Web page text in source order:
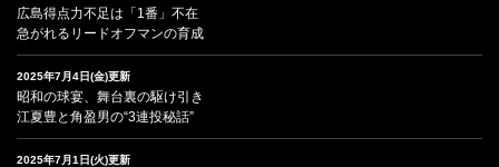
広島得点力不足は「1番」不在
急がれるリードオフマンの育成
2025年7月4日(金)更新
昭和の球宴、舞台裏の駆け引き
江夏豊と角盈男の“3連投秘話”
2025年7月1日(火)更新